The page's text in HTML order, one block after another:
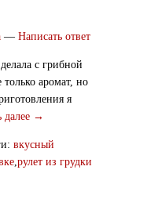
— Написать ответ
с грибной
аромат, но
я
далее →
вкусный
рулет из грудки